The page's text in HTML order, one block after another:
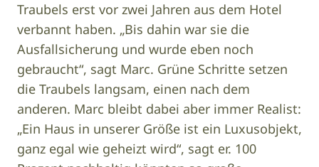
Traubels erst vor zwei Jahren aus dem Hotel
verbannt haben. „Bis dahin war sie die
Ausfallsicherung und wurde eben noch
gebraucht“, sagt Marc. Grüne Schritte setzen
die Traubels langsam, einen nach dem
anderen. Marc bleibt dabei aber immer Realist:
„Ein Haus in unserer Größe ist ein Luxusobjekt,
ganz egal wie geheizt wird“, sagt er. 100